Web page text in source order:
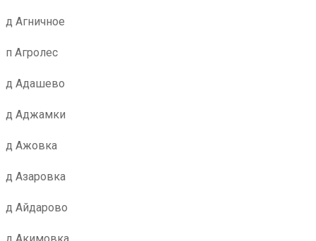
д Агничное
п Агролес
д Адашево
д Аджамки
д Ажовка
д Азаровка
д Айдарово